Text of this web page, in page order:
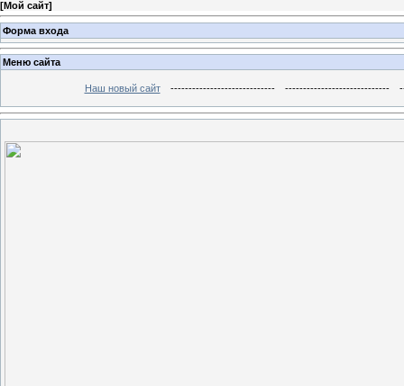
[Мой сайт]
Форма входа
Меню сайта
Наш новый сайт ----------------------------- -----------------------------